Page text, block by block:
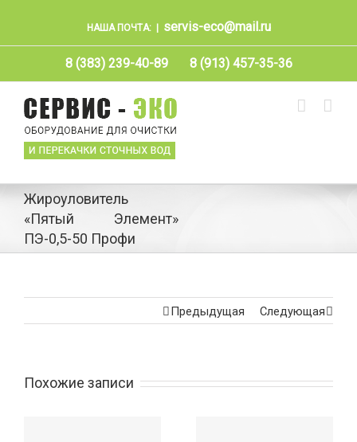
НАША ПОЧТА: servis-eco@mail.ru
8 (383) 239-40-89 8 (913) 457-35-36
Жироуловитель
«Пятый Элемент»
ПЭ-0,5-50 Профи
Предыдущая Следующая
Похожие записи